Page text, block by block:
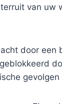
van uw
door